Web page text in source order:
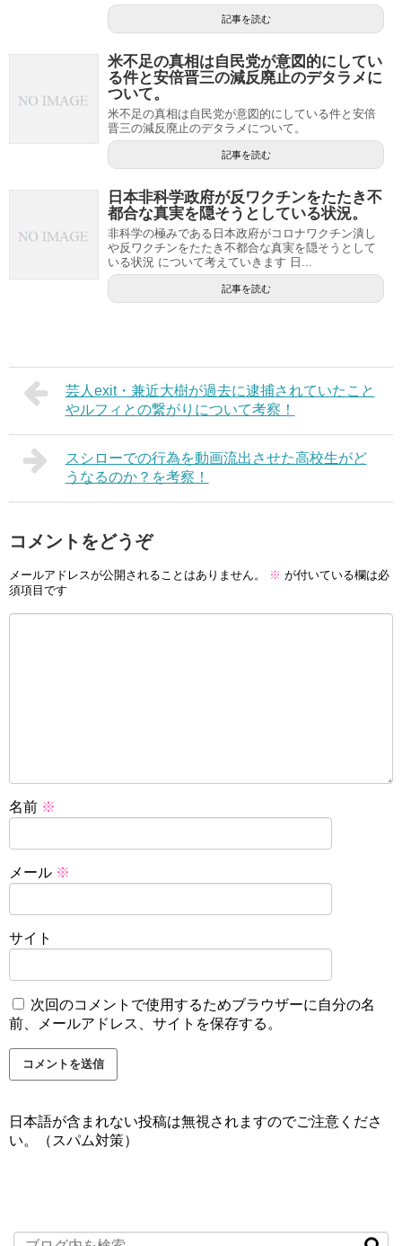
記事を読む
米不足の真相は自民党が意図的にしてい
る件と安倍晋三の減反廃止のデタラメに
ついて。
米不足の真相は自民党が意図的にしている件と安倍
晋三の減反廃止のデタラメについて。
記事を読む
日本非科学政府が反ワクチンをたたき不
都合な真実を隠そうとしている状況。
非科学の極みである日本政府がコロナワクチン潰し
や反ワクチンをたたき不都合な真実を隠そうとして
いる状況 について考えていきます 日...
記事を読む
芸人exit・兼近大樹が過去に逮捕されていたこと
やルフィとの繋がりについて考察！
スシローでの行為を動画流出させた高校生がど
うなるのか？を考察！
コメントをどうぞ
メールアドレスが公開されることはありません。 ※ が付いている欄は必
須項目です
名前 ※
メール ※
サイト
次回のコメントで使用するためブラウザーに自分の名
前、メールアドレス、サイトを保存する。
日本語が含まれない投稿は無視されますのでご注意くださ
い。（スパム対策）